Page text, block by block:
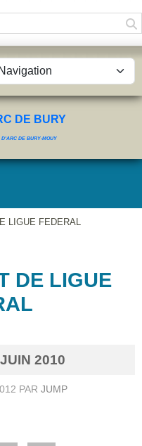
DE BURY
DE BURY-MOUY
LIGUE FEDERAL
DE LIGUE
JUIN 2010
PAR JUMP